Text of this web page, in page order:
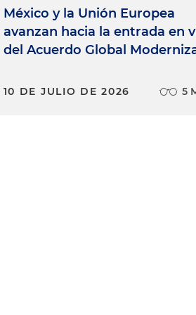
México y la Unión Europea
avanzan hacia la entrada en
del Acuerdo Global
10 DE JULIO DE 2026 5